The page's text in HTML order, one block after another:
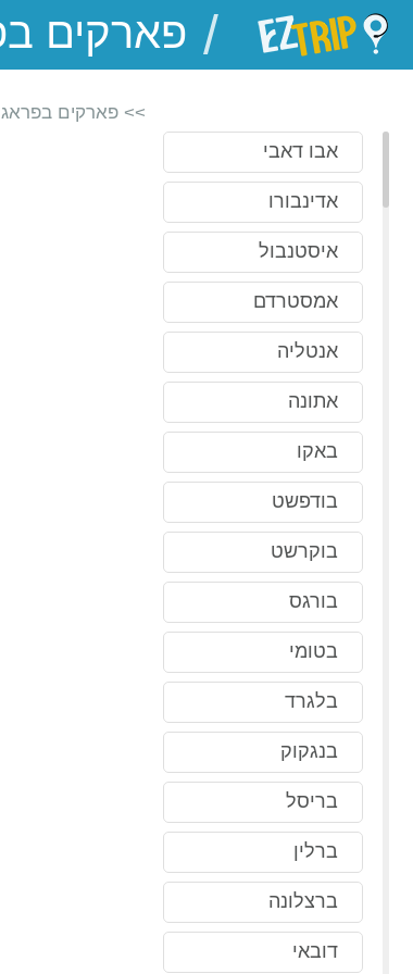
EZTrip
/
אבו דאבי
אדינבורו
איסטנבול
אמסטרדם
אנטליה
אתונה
באקו
בודפשט
בוקרשט
בורגס
בטומי
בלגרד
בנגקוק
בריסל
ברלין
ברצלונה
דובאי
>> פארקים בפראג